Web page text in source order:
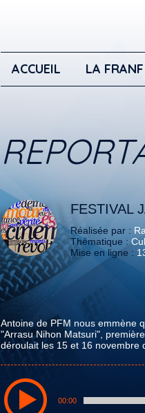
ACCUEIL LA FRANF
FESTIVAL
Réalisée par :
Thématique :
Mise en ligne :
Antoine de PFM nous emmène
"Arrasu Nihon Matsuri",
déroulait les 15 et 16 novembre
00:00